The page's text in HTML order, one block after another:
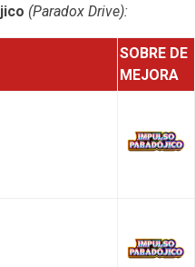
(Paradox Drive):
SOBRE DE
MEJORA